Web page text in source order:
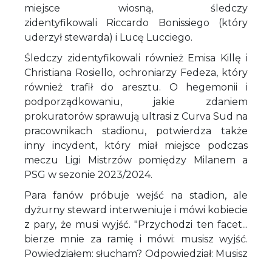
miejsce wiosną, śledczy
zidentyfikowali Riccardo Bonissiego (który
uderzył stewarda) i Lucę Lucciego.
Śledczy zidentyfikowali również Emisa Killę i
Christiana Rosiello, ochroniarzy Fedeza, który
również trafił do aresztu. O hegemonii i
podporządkowaniu, jakie zdaniem
prokuratorów sprawują ultrasi z Curva Sud na
pracownikach stadionu, potwierdza także
inny incydent, który miał miejsce podczas
meczu Ligi Mistrzów pomiędzy Milanem a
PSG w sezonie 2023/2024.
Para fanów próbuje wejść na stadion, ale
dyżurny steward interweniuje i mówi kobiecie
z pary, że musi wyjść. "Przychodzi ten facet...
bierze mnie za ramię i mówi: musisz wyjść.
Powiedziałem: słucham? Odpowiedział: Musisz